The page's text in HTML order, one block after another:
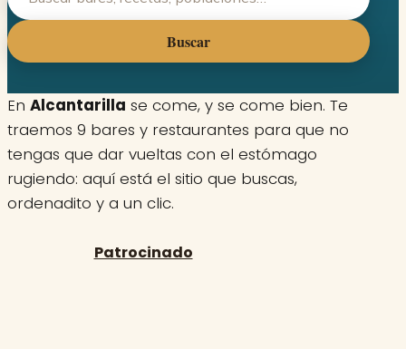
Buscar
En Alcantarilla se come, y se come bien. Te
traemos 9 bares y restaurantes para que no
tengas que dar vueltas con el estómago
rugiendo: aquí está el sitio que buscas,
ordenadito y a un clic.